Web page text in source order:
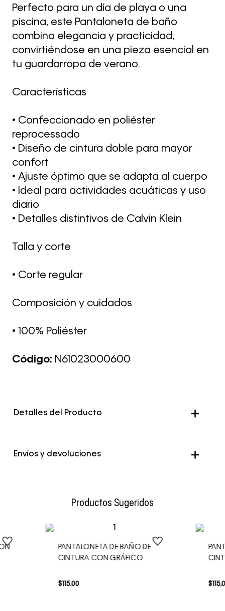
Perfecto para un día de playa o una
piscina, este Pantaloneta de baño
combina elegancia y practicidad,
convirtiéndose en una pieza esencial en
tu guardarropa de verano.
Características
• Confeccionado en poliéster
reprocessado
• Diseño de cintura doble para mayor
confort
• Ajuste óptimo que se adapta al cuerpo
• Ideal para actividades acuáticas y uso
diario
• Detalles distintivos de Calvin Klein
Talla y corte
• Corte regular
Composición y cuidados
• 100% Poliéster
Código: N61023000600
Detalles del Producto
Color Rojo
Envíos y devoluciones
Productos Sugeridos
PANTALONETA DE BAÑO DE
CINTURA CON GRÁFICO
$115,00 $115,